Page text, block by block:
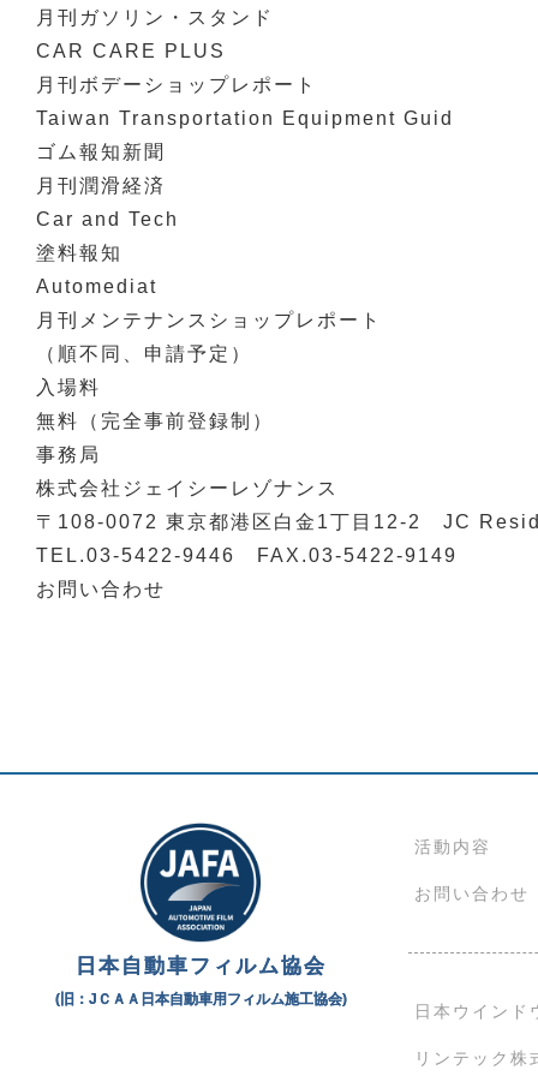
月刊ガソリン・スタンド
CAR CARE PLUS
月刊ボデーショップレポート
Taiwan Transportation Equipment Guid
ゴム報知新聞
月刊潤滑経済
Car and Tech
塗料報知
Automediat
月刊メンテナンスショップレポート
（順不同、申請予定）
入場料
無料（完全事前登録制）
事務局
株式会社ジェイシーレゾナンス
〒108-0072 東京都港区白金1丁目12-2 JC
TEL.03-5422-9446 FAX.03-5422-9149
お問い合わせ
日本自動車フィルム協会
(旧：JＣＡＡ日本自動車用フィルム施工協会)
活動内容
お問い合わせ
日本ウインド
リンテック株